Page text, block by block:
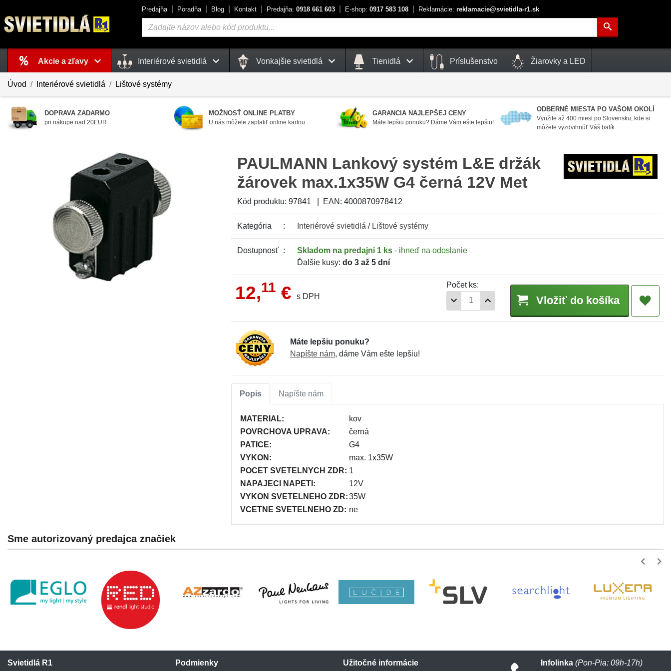
Predajňa Poradňa Blog Kontakt Predajňa: 0918 661 603 E-shop: 0917 583 108 Reklamácie: reklamacie@svietidla-r1.sk
Vyhľadávanie
Košík
je prázdny
Akcie a zľavy Interiérové svietidlá Vonkajšie svietidlá Tienidlá Príslušenstvo Žiarovky a LED
Úvod Interiérové svietidlá Lištové systémy
DOPRAVA ZADARMO
pri nákupe nad 20EUR
MOŽNOSŤ ONLINE PLATBY
U nás môžete zaplatiť online kartou
GARANCIA NAJLEPŠEJ CENY
Máte lepšiu ponuku? Dáme Vám ešte lepšiu!
ODBERNÉ MIESTA PO VAŠOM OKOLÍ
Využite až 400 miest po Slovensku, kde si
môžete vyzdvihnúť Váš balík
PAULMANN Lankový systém L&E držák
žárovek max.1x35W G4 černá 12V Met
Kód produktu: 97841 EAN: 4000870978412
Kategória Interiérové svietidlá / Lištové systémy
Dostupnosť Skladom na predajni 1 ks - ihneď na odoslanie
Ďalšie kusy: do 3 až 5 dní
12,11 € s DPH
Počet ks:
Vložiť do košíka
Máte lepšiu ponuku?
Napíšte nám, dáme Vám ešte lepšiu!
Popis Napíšte nám
MATERIAL:
kov
POVRCHOVA UPRAVA:
černá
PATICE:
G4
VYKON:
max. 1x35W
POCET SVETELNYCH ZDR: 1
NAPAJECI NAPETI:
12V
VYKON SVETELNEHO ZDR:35W
VCETNE SVETELNEHO ZD: ne
Sme autorizovaný predajca značiek
Svietidlá R1 Podmienky Užitočné informácie Infolinka (Pon-Pia: 09h-17h)